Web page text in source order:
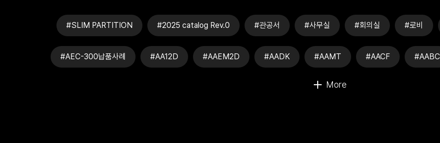
#SLIM PARTITION #2025 catalog Rev.0 #관공서 #사무실 #회의실 #로비
#AEC-300납품사례 #AA12D #AAEM2D #AADK #AAMT #AACF #AABC